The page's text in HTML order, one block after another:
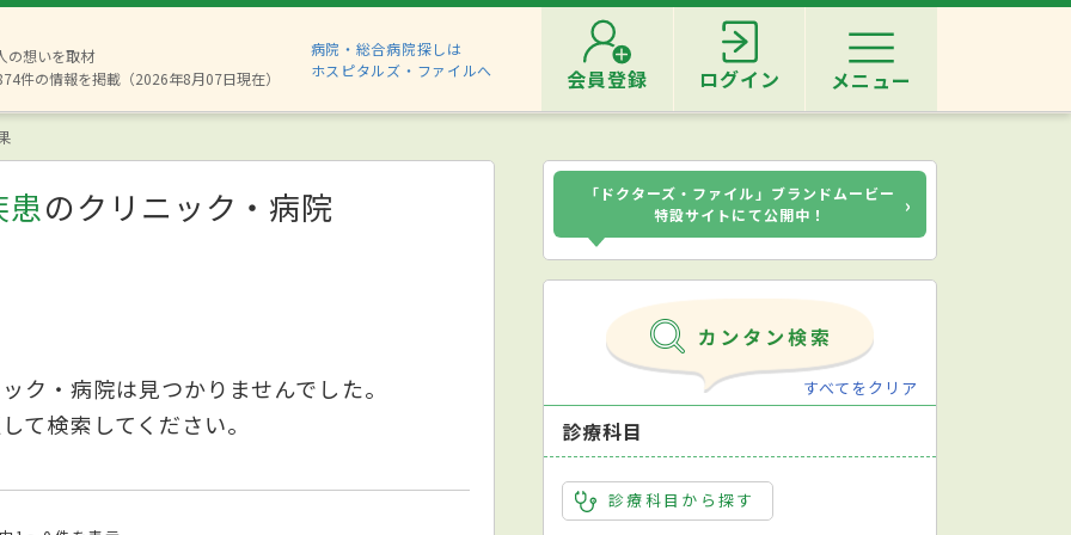
の想いを取材
件の情報を掲載（2026年8月07日現在）
病院・総合病院探しは
ホスピタルズ・ファイルへ
会員登録 ログイン メニュー
のクリニック・病院
ク・病院は見つかりませんでした。
て検索してください。
「ドクターズ・ファイル」ブランドムービー
特設サイトにて公開中！
›
すべてをクリア
診療科目
診療科目から探す